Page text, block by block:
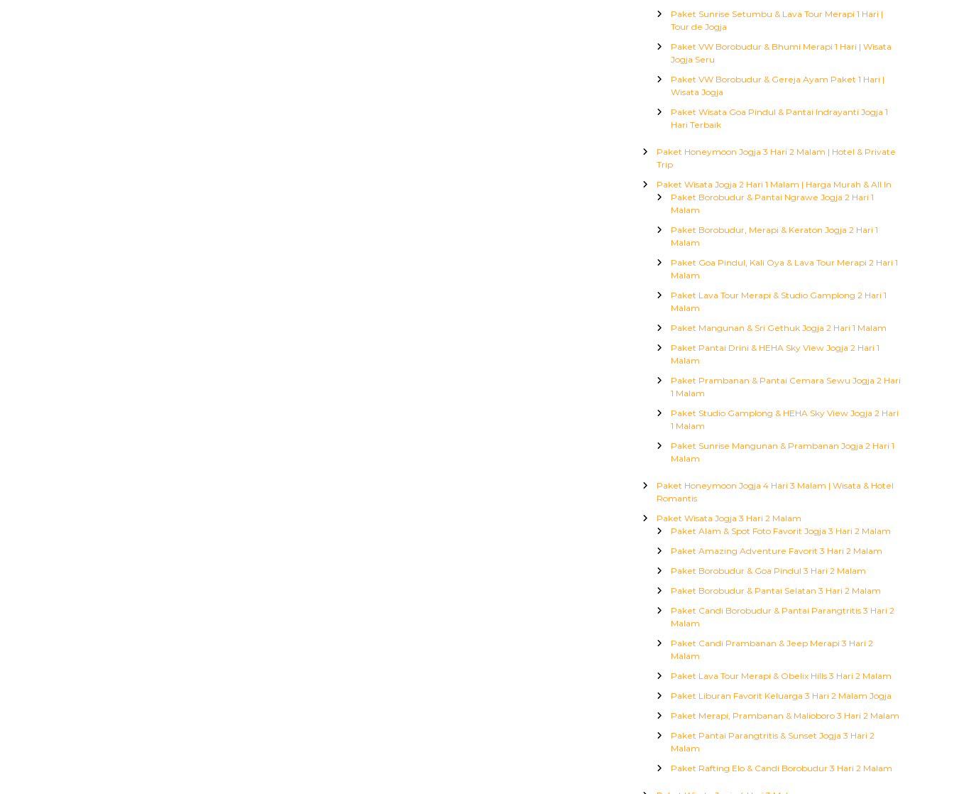
Paket Sunrise Setumbu & Lava Tour Merapi 1 Hari |
Tour de Jogja
Paket VW Borobudur & Bhumi Merapi 1 Hari | Wisata
Jogja Seru
Paket VW Borobudur & Gereja Ayam Paket 1 Hari |
Wisata Jogja
Paket Wisata Goa Pindul & Pantai Indrayanti Jogja 1
Hari Terbaik
Paket Honeymoon Jogja 3 Hari 2 Malam | Hotel & Private
Trip
Paket Wisata Jogja 2 Hari 1 Malam | Harga Murah & All In
Paket Borobudur & Pantai Ngrawe Jogja 2 Hari 1
Malam
Paket Borobudur, Merapi & Keraton Jogja 2 Hari 1
Malam
Paket Goa Pindul, Kali Oya & Lava Tour Merapi 2 Hari 1
Malam
Paket Lava Tour Merapi & Studio Gamplong 2 Hari 1
Malam
Paket Mangunan & Sri Gethuk Jogja 2 Hari 1 Malam
Paket Pantai Drini & HEHA Sky View Jogja 2 Hari 1
Malam
Paket Prambanan & Pantai Cemara Sewu Jogja 2 Hari
1 Malam
Paket Studio Gamplong & HEHA Sky View Jogja 2 Hari
1 Malam
Paket Sunrise Mangunan & Prambanan Jogja 2 Hari 1
Malam
Paket Honeymoon Jogja 4 Hari 3 Malam | Wisata & Hotel
Romantis
Paket Wisata Jogja 3 Hari 2 Malam
Paket Alam & Spot Foto Favorit Jogja 3 Hari 2 Malam
Paket Amazing Adventure Favorit 3 Hari 2 Malam
Paket Borobudur & Goa Pindul 3 Hari 2 Malam
Paket Borobudur & Pantai Selatan 3 Hari 2 Malam
Paket Candi Borobudur & Pantai Parangtritis 3 Hari 2
Malam
Paket Candi Prambanan & Jeep Merapi 3 Hari 2
Malam
Paket Lava Tour Merapi & Obelix Hills 3 Hari 2 Malam
Paket Liburan Favorit Keluarga 3 Hari 2 Malam Jogja
Paket Merapi, Prambanan & Malioboro 3 Hari 2 Malam
Paket Pantai Parangtritis & Sunset Jogja 3 Hari 2
Malam
Paket Rafting Elo & Candi Borobudur 3 Hari 2 Malam